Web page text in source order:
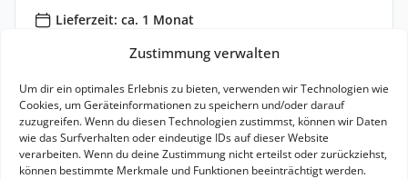
Zustimmung verwalten
Um dir ein optimales Erlebnis zu bieten, verwenden wir Technologien wie
Cookies, um Geräteinformationen zu speichern und/oder darauf
zuzugreifen. Wenn du diesen Technologien zustimmst, können wir Daten
wie das Surfverhalten oder eindeutige IDs auf dieser Website
verarbeiten. Wenn du deine Zustimmung nicht erteilst oder zurückziehst,
können bestimmte Merkmale und Funktionen beeinträchtigt werden.
Lieferzeit: ca. 1 Monat
Zum Angebot
Leasing Details
B 14,0 l / 100km (komb.)*23 g CO₂ / km (komb.)*
Elektr. Reichweite: km